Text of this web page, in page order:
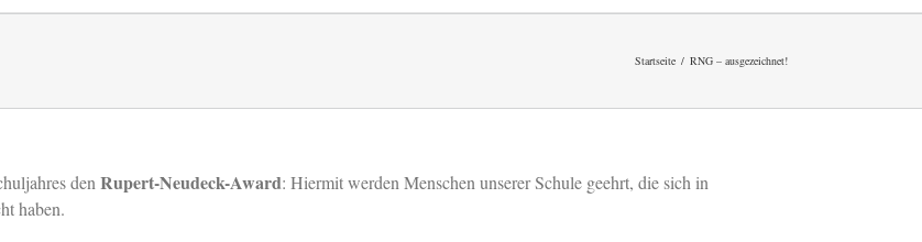
Startseite RNG – ausgezeichnet!
den Rupert-Neudeck-Award: Hiermit werden Menschen unserer Schule geehrt, die sich in
haben.